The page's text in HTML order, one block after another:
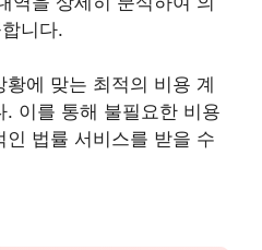
니다.
에 맞는 최적의 비용 계
이를 통해 불필요한 비용
법률 서비스를 받을 수